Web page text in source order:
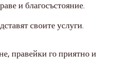
и благосъстояние.
своите услуги.
правейки го приятно и